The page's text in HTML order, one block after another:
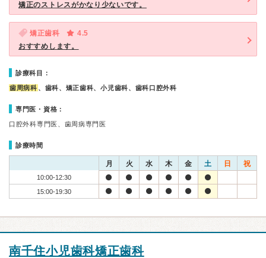
矯正のストレスがかなり少ないです。
矯正歯科
4.5
おすすめします。
診療科目：
歯周病科 、歯科、矯正歯科、小児歯科、歯科口腔外科
専門医・資格：
口腔外科専門医、歯周病専門医
診療時間
月 火 水 木 金 土 日 祝
10:00-12:30
15:00-19:30
南千住小児歯科矯正歯科